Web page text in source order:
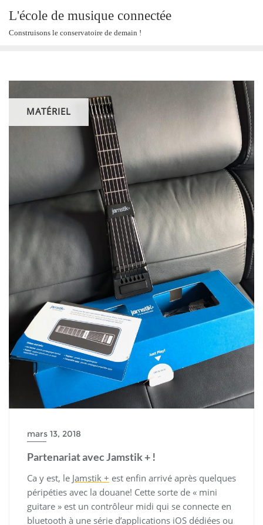
content
L'école de musique connectée
Construisons le conservatoire de demain !
MATÉRIEL
mars 13, 2018
Partenariat avec Jamstik + !
Ca y est, le Jamstik + est enfin arrivé après quelques
péripéties avec la douane! Cette sorte de « mini
guitare » est un contrôleur midi qui se connecte en
bluetooth à une série d’applications iOS dédiées ou